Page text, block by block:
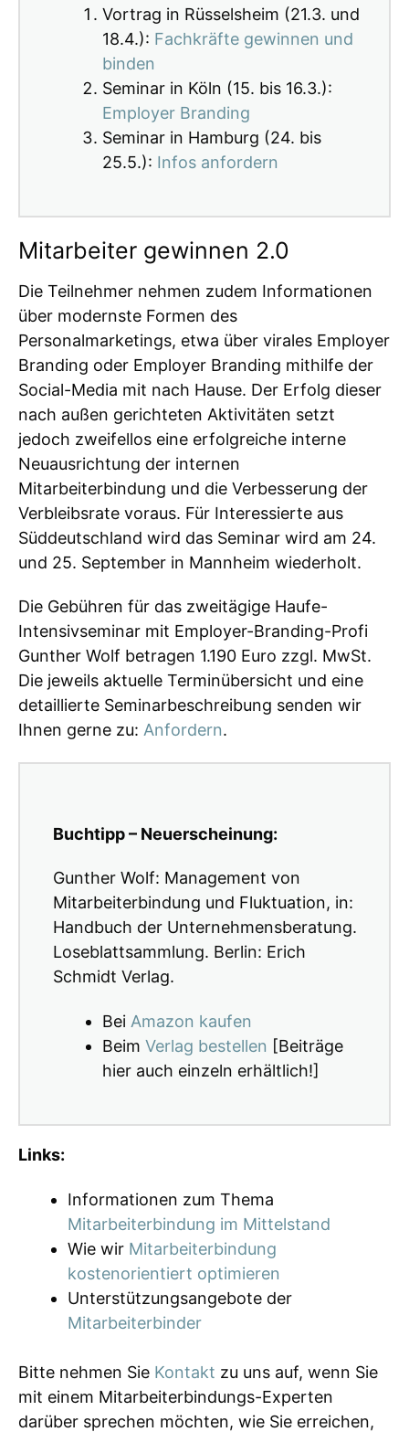
Vortrag in Rüsselsheim (21.3. und
18.4.): Fachkräfte gewinnen und
binden
Seminar in Köln (15. bis 16.3.):
Employer Branding
Seminar in Hamburg (24. bis
25.5.): Infos anfordern
Mitarbeiter gewinnen 2.0
Die Teilnehmer nehmen zudem Informationen
über modernste Formen des
Personalmarketings, etwa über virales Employer
Branding oder Employer Branding mithilfe der
Social-Media mit nach Hause. Der Erfolg dieser
nach außen gerichteten Aktivitäten setzt
jedoch zweifellos eine erfolgreiche interne
Neuausrichtung der internen
Mitarbeiterbindung und die Verbesserung der
Verbleibsrate voraus. Für Interessierte aus
Süddeutschland wird das Seminar wird am 24.
und 25. September in Mannheim wiederholt.
Die Gebühren für das zweitägige Haufe-
Intensivseminar mit Employer-Branding-Profi
Gunther Wolf betragen 1.190 Euro zzgl. MwSt.
Die jeweils aktuelle Terminübersicht und eine
detaillierte Seminarbeschreibung senden wir
Ihnen gerne zu: Anfordern.
Buchtipp – Neuerscheinung:
Gunther Wolf: Management von
Mitarbeiterbindung und Fluktuation, in:
Handbuch der Unternehmensberatung.
Loseblattsammlung. Berlin: Erich
Schmidt Verlag.
Bei Amazon kaufen
Beim Verlag bestellen [Beiträge
hier auch einzeln erhältlich!]
Links:
Informationen zum Thema
Mitarbeiterbindung im Mittelstand
Wie wir Mitarbeiterbindung
kostenorientiert optimieren
Unterstützungsangebote der
Mitarbeiterbinder
Bitte nehmen Sie Kontakt zu uns auf, wenn Sie
mit einem Mitarbeiterbindungs-Experten
darüber sprechen möchten, wie Sie erreichen,